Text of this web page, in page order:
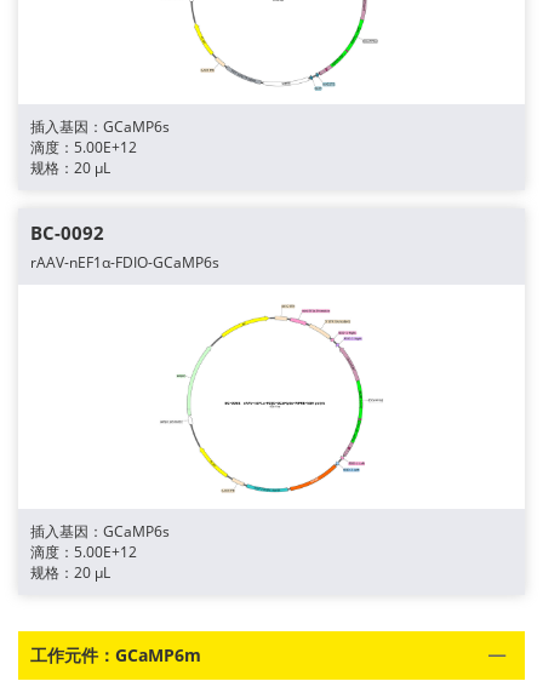
插入基因：GCaMP6s
滴度：5.00E+12
规格：20 μL
BC-0092
rAAV-nEF1α-FDIO-GCaMP6s
插入基因：GCaMP6s
滴度：5.00E+12
规格：20 μL
工作元件：GCaMP6m